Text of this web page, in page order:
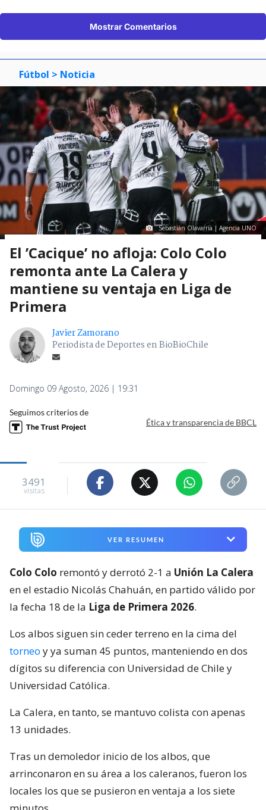
remonta ante La Calera y
mantiene su ventaja en Liga de
Javier Zamorano
Periodista de Deportes en BioBioChile
Domingo 09 Agosto, 2026 | 19:31
Seguimos criterios de
Ética y transparencia de BBCL
3491
visitas
VER RESUMEN
Colo Colo remontó y derrotó 2-1 a
en el estadio Nicolás Chahuán, en partido válido por
la fecha 18 de laLiga de Primera 2026.
torneoy ya suman 45 puntos, manteniendo en dos
dígitos su diferencia con Universidad de Chile y
Universidad Católica.
Tras un demoledor inicio de los albos, que
locales los que se pusieron en ventaja a los siete
minutos.
Lee también...
Limache revivió en Liga de Primera:
derrotó a O’Higgins en Rancagua y
Matías Campos López
Maureira, definió por sobre el arquero de Colo Colo.
Golazo para el sorpresivo 1-0.
El ‘Cacique’ se vio desordenado por momentos, pero
igual Maximiliano Romero se las ingenió para crear
ocasiones de gol. A los 35′, Nicolás Avellaneda le